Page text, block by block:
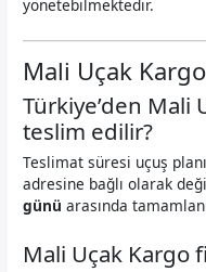
yönetebilmektedir.
Mali Uçak
Türkiye’den Mali
teslim edilir?
Teslimat süresi uçuş
adresine bağlı olarak
günü arasında
Mali Uçak Kargo